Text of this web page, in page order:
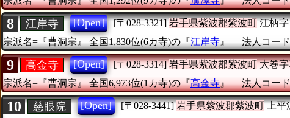
8 江岸寺 [Open] [〒028-3321] 岩手県紫波郡紫波町江柄字
宗派名=『曹洞宗』
全国1,830位(6カ寺)の『江岸寺 』 法人コード
9 高金寺 [Open] [〒028-3314] 岩手県紫波郡紫波町大巻字
宗派名=『曹洞宗』 全国6,973位(1カ寺)の『高金寺』 法人コー
10 慈眼院 [Open] [〒028-3441] 岩手県紫波郡紫波町上平